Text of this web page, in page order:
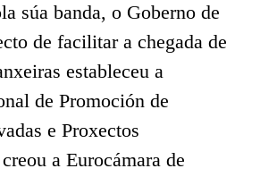
súa banda, o Goberno de
de facilitar a chegada de
estableceu a
de Promoción de
e Proxectos
a Eurocámara de